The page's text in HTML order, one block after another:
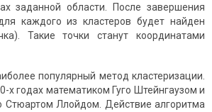
заданной области. После завершения
каждого из кластеров будет найден
Такие точки станут координатами
популярный метод кластеризации.
х годах математиком Гуго Штейнгаузом и
Стюартом Ллойдом. Действие алгоритма